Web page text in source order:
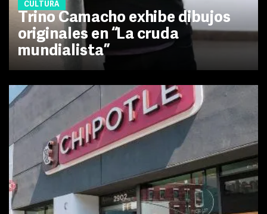
CULTURA
Trino Camacho exhibe dibujos
originales en “La cruda
mundialista”